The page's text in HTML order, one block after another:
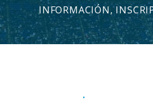
INFORMACIÓN,
.